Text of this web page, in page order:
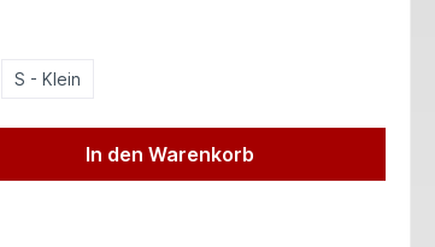
S - Klein
In den Warenkorb